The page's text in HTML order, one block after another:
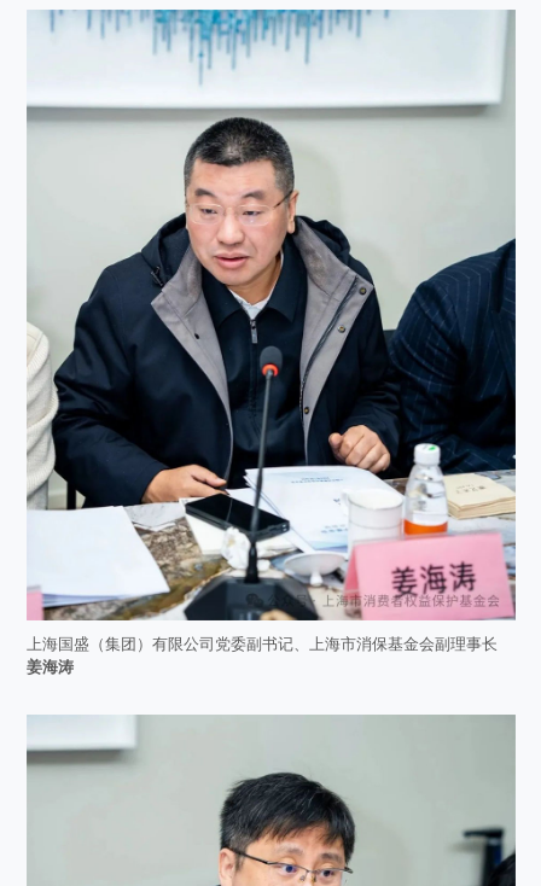
上海国盛（集团）有限公司党委副书记、上海市消保基金会副理事长
姜海涛